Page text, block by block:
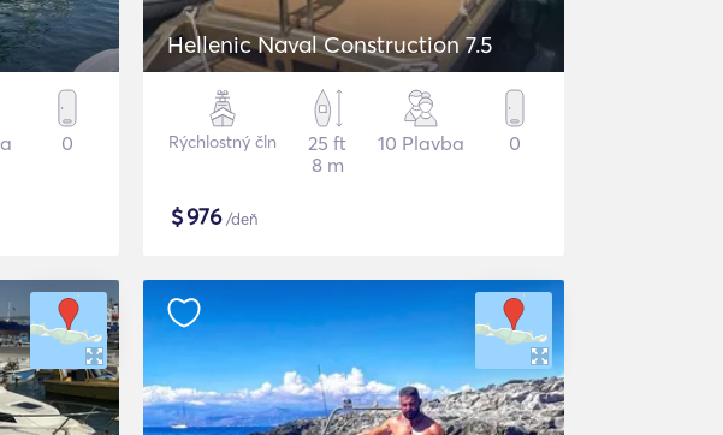
0
Hellenic Naval Construction 7.5
Rýchlostný čln
25 ft
8 m
10 Plavba 0
$976/deň